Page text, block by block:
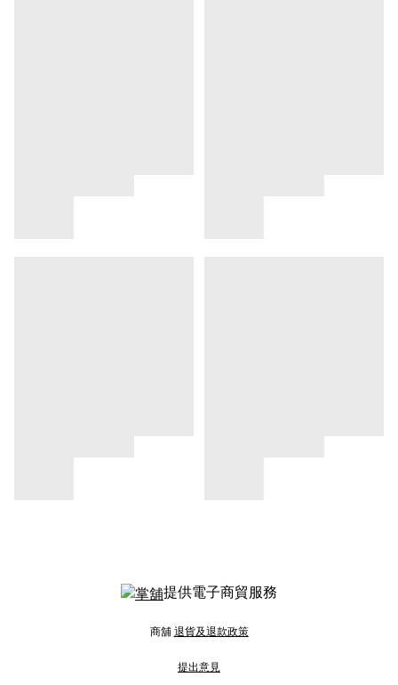
提供電子商貿服務
商舖 退貨及退款政策
提出意見